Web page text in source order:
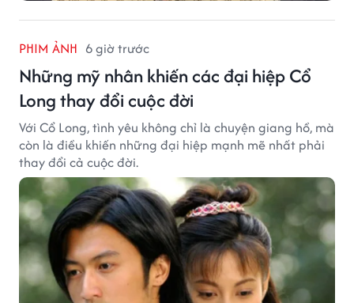
PHIM ẢNH 6 giờ trước
Những mỹ nhân khiến các đại hiệp Cổ
Long thay đổi cuộc đời
Với Cổ Long, tình yêu không chỉ là chuyện giang hồ, mà
còn là điều khiến những đại hiệp mạnh mẽ nhất phải
thay đổi cả cuộc đời.